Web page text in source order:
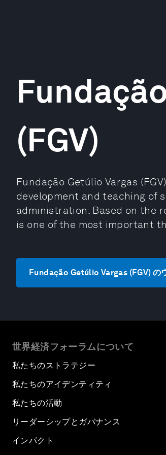
(FGV)
Fundação Getúlio Vargas
development and teaching of
administration. Based on the
is one of the most important
Fundação Getúlio Vargas (FGV) の
世界経済フォーラムについて
私たちのストラテジー
私たちのアイデンティティ
私たちの活動
リーダーシップとガバナンス
インパクト